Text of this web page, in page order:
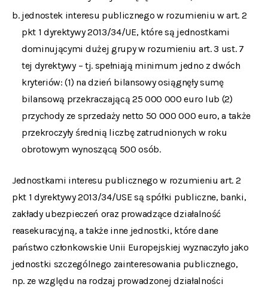
jednostek interesu publicznego w rozumieniu w art. 2
pkt 1 dyrektywy 2013/34/UE, które są jednostkami
dominującymi dużej grupy w rozumieniu art. 3 ust. 7
tej dyrektywy – tj. spełniają minimum jedno z dwóch
kryteriów: (1) na dzień bilansowy osiągnęły sumę
bilansową przekraczającą 25 000 000 euro lub (2)
przychody ze sprzedaży netto 50 000 000 euro, a także
przekroczyły średnią liczbę zatrudnionych w roku
obrotowym wynoszącą 500 osób.
Jednostkami interesu publicznego w rozumieniu art. 2
pkt 1 dyrektywy 2013/34/USE są spółki publiczne, banki,
zakłady ubezpieczeń oraz prowadzące działalność
reasekuracyjną, a także inne jednostki, które dane
państwo członkowskie Unii Europejskiej wyznaczyło jako
jednostki szczególnego zainteresowania publicznego,
np. ze względu na rodzaj prowadzonej działalności